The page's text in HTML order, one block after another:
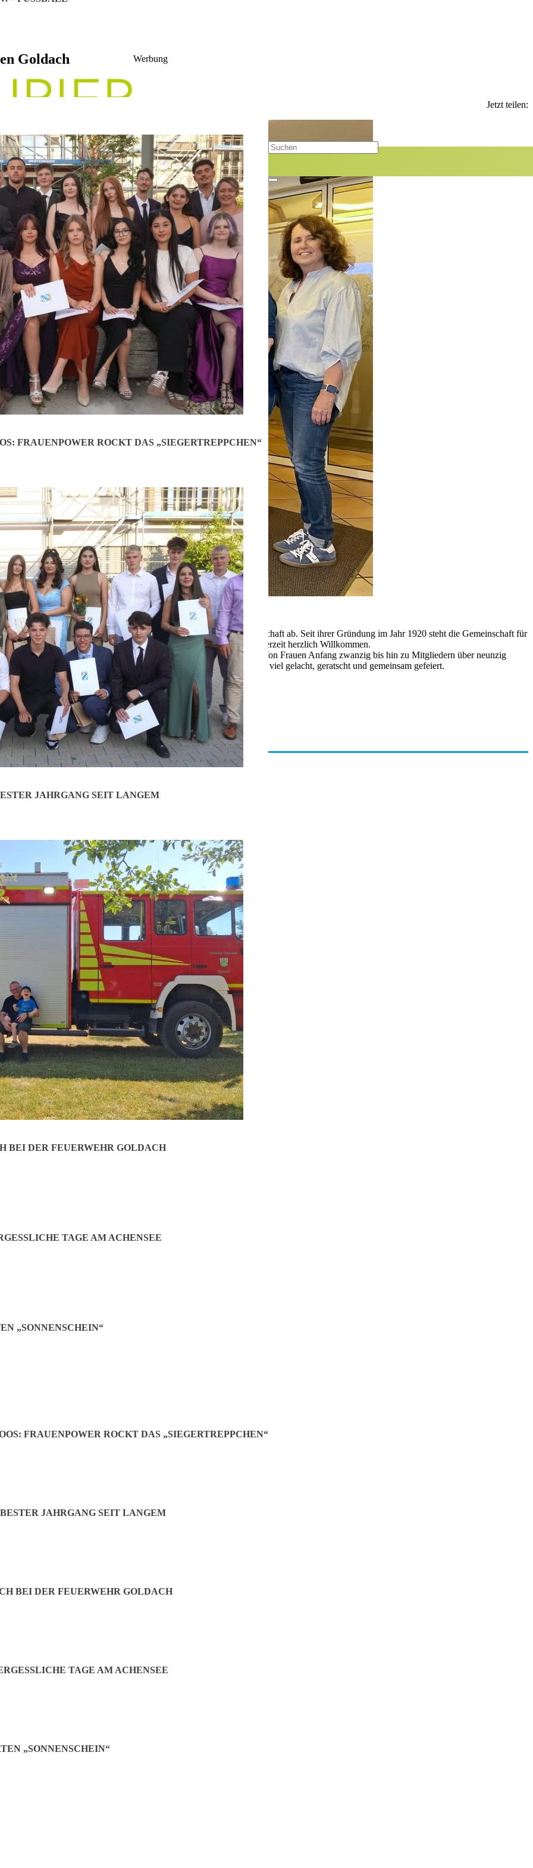
Werbung
FRAUENPOWER ROCKT DAS „SIEGERTREPPCHEN“
JAHRGANG SEIT LANGEM
BEI DER FEUERWEHR GOLDACH
TAGE AM ACHENSEE
„SONNENSCHEIN“
FRAUENPOWER ROCKT DAS „SIEGERTREPPCHEN“
JAHRGANG SEIT LANGEM
BEI DER FEUERWEHR GOLDACH
TAGE AM ACHENSEE
„SONNENSCHEIN“
Goldach
Jetzt teilen:
hielten ihre Jahreshauptversammlung mit Neuwahl der Vorstandschaft ab. Seit ihrer Gründung im Jahr 1920 steht die Gemeinschaft für
Jeder ist willkommen, und neue, vor allem junge Mitglieder sind jederzeit herzlich Willkommen.
im Ort. Besonders schön ist die bunte Altersmischung: Von Frauen Anfang zwanzig bis hin zu Mitgliedern über neunzig
Humor und Herzlichkeit keine Altersgrenzen kennen – es wurde viel gelacht, geratscht und gemeinsam gefeiert.